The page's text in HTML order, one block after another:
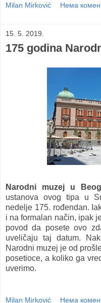
Milan Mirković Нема
15. 5. 2019.
175 godina
Narodni muzej u
ustanova ovog tipa u
nedelje 175. rođendan.
i na formalan način, ipak
povod da posete ovo
uveličaju taj datum.
Narodni muzej je od
posetioce, a koliko ga
uverimo.
Milan Mirković Нема